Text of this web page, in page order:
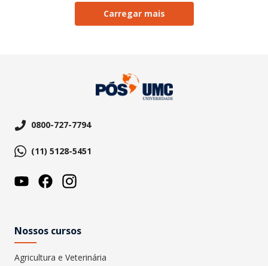
Carregar mais
0800-727-7794
(11) 5128-5451
Nossos cursos
Agricultura e Veterinária